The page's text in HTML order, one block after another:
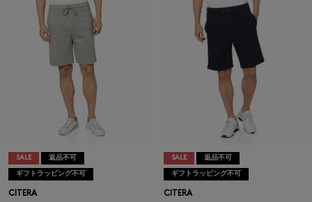
SALE 返品不可
ギフトラッピング不可
CITERA
SALE 返品不可
ギフトラッピング不可
CITERA